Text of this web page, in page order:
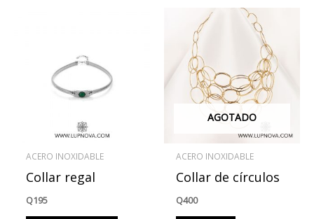
ACERO INOXIDABLE
Collar regal
Q195
AGOTADO
ACERO INOXIDABLE
Collar de círculos
Q400